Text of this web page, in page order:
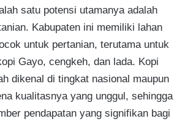
satu potensi utamanya adalah
Kabupaten ini memiliki lahan
untuk pertanian, terutama untuk
Gayo, cengkeh, dan lada. Kopi
dikenal di tingkat nasional maupun
kualitasnya yang unggul, sehingga
pendapatan yang signifikan bagi